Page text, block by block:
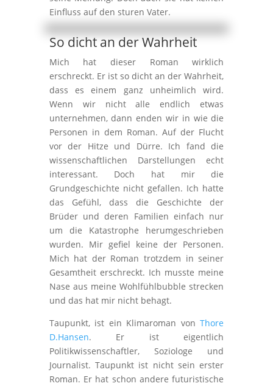
Einfluss auf den sturen Vater.
So dicht an der Wahrheit
Mich hat dieser Roman wirklich
erschreckt. Er ist so dicht an der Wahrheit,
dass es einem ganz unheimlich wird.
Wenn wir nicht alle endlich etwas
unternehmen, dann enden wir in wie die
Personen in dem Roman. Auf der Flucht
vor der Hitze und Dürre. Ich fand die
wissenschaftlichen Darstellungen echt
interessant. Doch hat mir die
Grundgeschichte nicht gefallen. Ich hatte
das Gefühl, dass die Geschichte der
Brüder und deren Familien einfach nur
um die Katastrophe herumgeschrieben
wurden. Mir gefiel keine der Personen.
Mich hat der Roman trotzdem in seiner
Gesamtheit erschreckt. Ich musste meine
Nase aus meine Wohlfühlbubble strecken
und das hat mir nicht behagt.
Taupunkt, ist ein Klimaroman vonThore
D.Hansen. Er ist eigentlich
Politikwissenschaftler, Soziologe und
Journalist. Taupunkt ist nicht sein erster
Roman. Er hat schon andere futuristische